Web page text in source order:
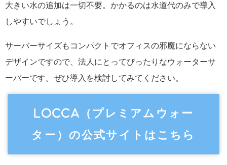
大きい水の追加は一切不要。かかるのは水道代のみで導入
しやすいでしょう。
サーバーサイズもコンパクトでオフィスの邪魔にならない
デザインですので、法人にとってぴったりなウォーターサ
ーバーです。ぜひ導入を検討してみてください。
Locca（プレミアムウォー
ター）の公式サイトはこちら